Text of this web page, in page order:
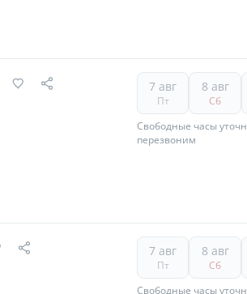
7 авг
Пт
8 авг
Сб
Свободные часы
перезвоним
7 авг
Пт
8 авг
Сб
Свободные часы